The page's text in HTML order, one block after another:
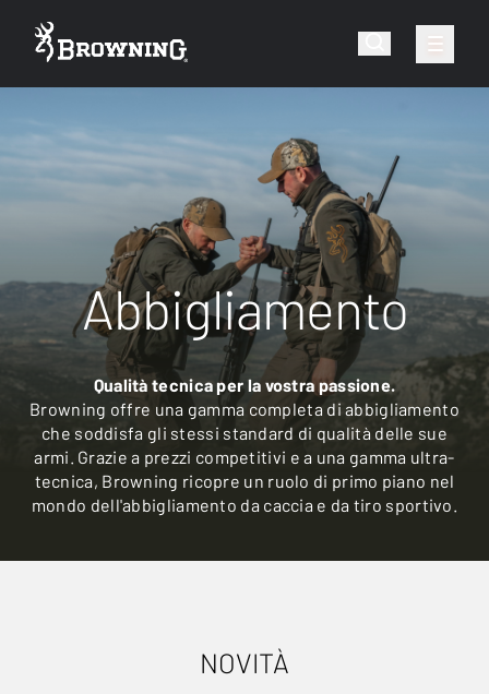
Abbigliamento
Qualità tecnica per la vostra passione.
Browning offre una gamma completa di abbigliamento
che soddisfa gli stessi standard di qualità delle sue
armi. Grazie a prezzi competitivi e a una gamma ultra-
tecnica, Browning ricopre un ruolo di primo piano nel
mondo dell'abbigliamento da caccia e da tiro sportivo.
NOVITÀ